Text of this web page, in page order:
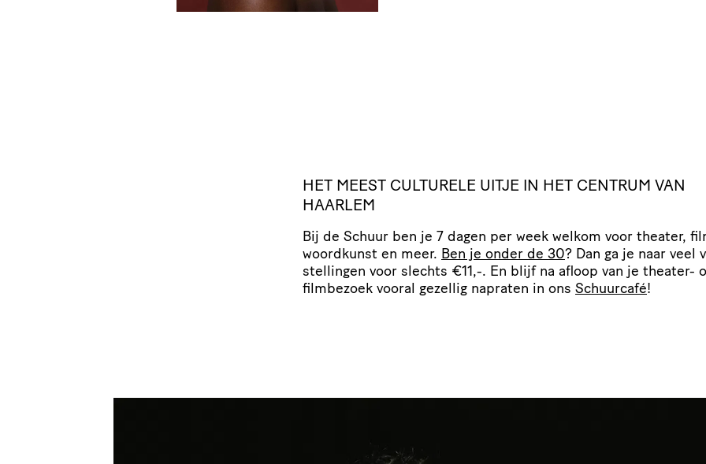
HET MEEST CULTURELE UITJE IN HET CENTRUM VAN
HAARLEM
Bij de Schuur ben je 7 dagen per week welkom voor theater,
woordkunst en meer. Ben je onder de 30? Dan ga je naar veel
stel­lingen voor slechts €11,-. En blijf na afloop van je theater-
filmbezoek vooral gezellig napraten in ons Schuurcafé!